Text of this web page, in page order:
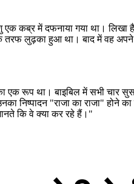
दिन महादूत गेब्रियल मरियम का दौरा किया और
यीशु मसीह, परमेश्वर के पुत्र की मां हैं। इसे
माना जाता है और हर साल 25 मार्च को मनाया
कब्र में दफनाया गया था। लिखा
तरफ लुढ़का हुआ था। बाद में वह
का एक रूप था। बाइबिल में सभी
निष्पादन "राजा का राजा"
कि वे क्या कर रहे हैं।"